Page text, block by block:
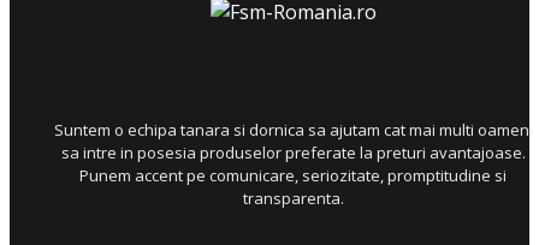
Suntem o echipa tanara si dornica sa ajutam cat mai multi oameni
sa intre in posesia produselor preferate la preturi avantajoase.
Punem accent pe comunicare, seriozitate, promptitudine si
transparenta.